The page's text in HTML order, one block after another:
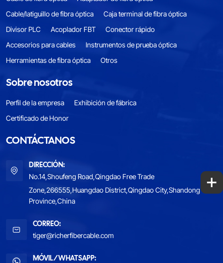
Cable/latiguillo de fibra óptica
Caja terminal de fibra óptica
Divisor PLC
Acoplador FBT
Conector rápido
Accesorios para cables
Instrumentos de prueba óptica
Herramientas de fibra óptica
Otros
Sobre nosotros
Perfil de la empresa
Exhibición de fábrica
Certificado de Honor
CONTÁCTANOS
DIRECCIÓN:
No.14,Shoufeng Road,Qingdao Free Trade
Zone,266555,Huangdao District,Qingdao City,Shandong
Province,China
CORREO:
tiger@richerfibercable.com
MÓVIL/WHATSAPP:
+